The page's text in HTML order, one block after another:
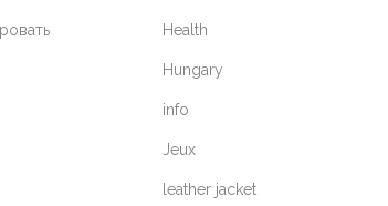
Health
Hungary
info
Jeux
leather jacket